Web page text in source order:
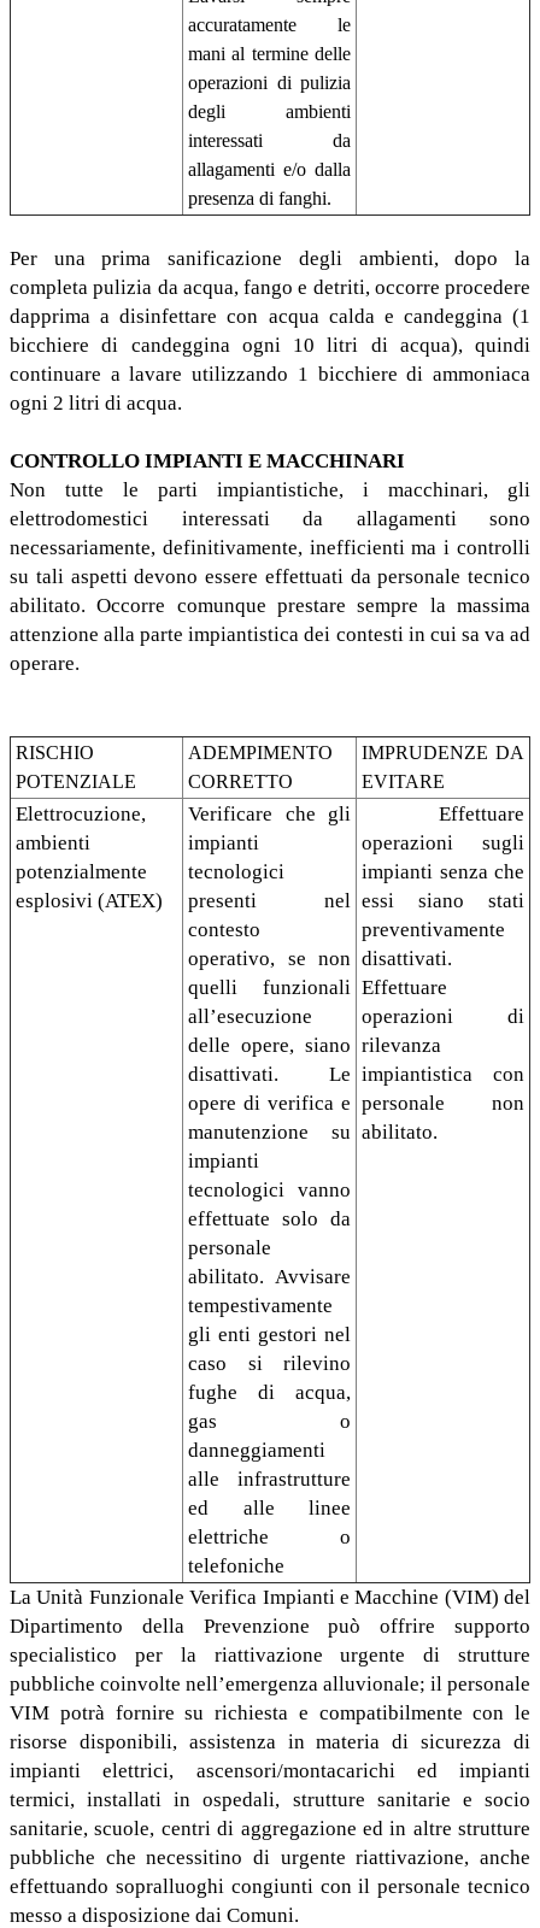
accuratamente le
mani al termine delle
operazioni di pulizia
degli ambienti
interessati da
allagamenti e/o dalla
presenza di fanghi.
Per una prima sanificazione degli ambienti, dopo la
completa pulizia da acqua, fango e detriti, occorre procedere
dapprima a disinfettare con acqua calda e candeggina (1
bicchiere di candeggina ogni 10 litri di acqua), quindi
continuare a lavare utilizzando 1 bicchiere di ammoniaca
ogni 2 litri di acqua.
CONTROLLO IMPIANTI E MACCHINARI
Non tutte le parti impiantistiche, i macchinari, gli
elettrodomestici interessati da allagamenti sono
necessariamente, definitivamente, inefficienti ma i controlli
su tali aspetti devono essere effettuati da personale tecnico
abilitato. Occorre comunque prestare sempre la massima
attenzione alla parte impiantistica dei contesti in cui sa va ad
operare.
RISCHIO
POTENZIALE
ADEMPIMENTO
CORRETTO
IMPRUDENZE DA
EVITARE
Elettrocuzione,
ambienti
potenzialmente
esplosivi (ATEX)
Verificare che gli
impianti
tecnologici
presenti nel
contesto
operativo, se non
quelli funzionali
all’esecuzione
delle opere, siano
disattivati. Le
opere di verifica e
manutenzione su
impianti
tecnologici vanno
effettuate solo da
personale
abilitato. Avvisare
tempestivamente
gli enti gestori nel
caso si rilevino
fughe di acqua,
gas o
danneggiamenti
alle infrastrutture
ed alle linee
elettriche o
telefoniche
Effettuare
operazioni sugli
impianti senza che
essi siano stati
preventivamente
disattivati.
Effettuare
operazioni di
rilevanza
impiantistica con
personale non
abilitato.
La Unità Funzionale Verifica Impianti e Macchine (VIM) del
Dipartimento della Prevenzione può offrire supporto
specialistico per la riattivazione urgente di strutture
pubbliche coinvolte nell’emergenza alluvionale; il personale
VIM potrà fornire su richiesta e compatibilmente con le
risorse disponibili, assistenza in materia di sicurezza di
impianti elettrici, ascensori/montacarichi ed impianti
termici, installati in ospedali, strutture sanitarie e socio
sanitarie, scuole, centri di aggregazione ed in altre strutture
pubbliche che necessitino di urgente riattivazione, anche
effettuando sopralluoghi congiunti con il personale tecnico
messo a disposizione dai Comuni.